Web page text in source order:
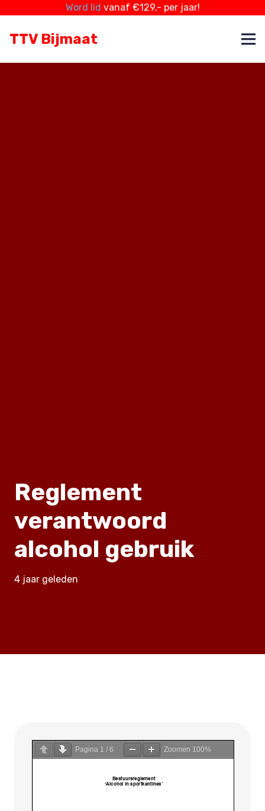
Word lid vanaf €129,- per jaar!
TTV Bijmaat
Reglement
verantwoord
alcohol gebruik
4 jaar geleden
Pagina 1 / 6 Zoomen 100%